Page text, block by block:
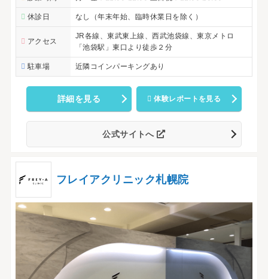
休診日 なし（年末年始、臨時休業日を除く）
アクセス
JR各線、東武東上線、西武池袋線、東京メトロ
「池袋駅」東口より徒歩２分
駐車場 近隣コインパーキングあり
詳細を見る 体験レポートを見る
公式サイトへ
フレイアクリニック札幌院